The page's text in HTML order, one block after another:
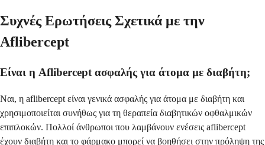
Συχνές Ερωτήσεις Σχετικά με την
Aflibercept
Είναι η Aflibercept ασφαλής για άτομα με διαβήτη;
Ναι, η aflibercept είναι γενικά ασφαλής για άτομα με διαβήτη και
χρησιμοποιείται συνήθως για τη θεραπεία διαβητικών οφθαλμικών
επιπλοκών. Πολλοί άνθρωποι που λαμβάνουν ενέσεις aflibercept
έχουν διαβήτη και το φάρμακο μπορεί να βοηθήσει στην πρόληψη της